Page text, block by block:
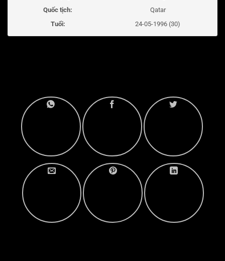
Quốc tịch:
Qatar
Tuổi:
24-05-1996 (30)